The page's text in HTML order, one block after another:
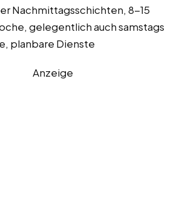
Nachmittagsschichten, 8-15
gelegentlich auch samstags
planbare Dienste
Anzeige